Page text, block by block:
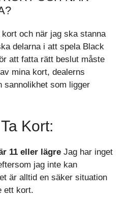
och när jag ska stanna
delarna i att spela Black
att fatta rätt beslut måste
mina kort, dealerns
sannolikhet som ligger
Kort:
11 eller lägre Jag har inget
jag inte kan
är alltid en säker situation
ett kort.